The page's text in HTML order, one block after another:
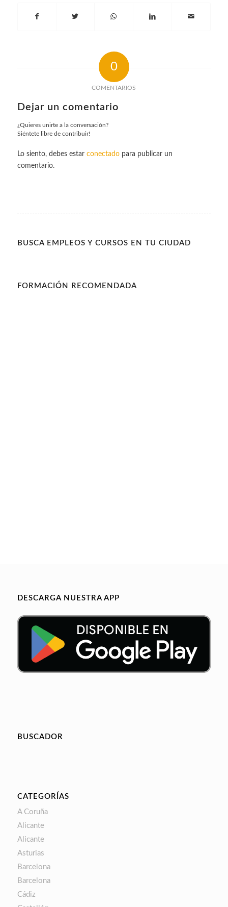
0
COMENTARIOS
Dejar un comentario
¿Quieres unirte a la conversación?
Siéntete libre de contribuir!
Lo siento, debes estar conectadopara publicar un
comentario.
BUSCA EMPLEOS Y CURSOS EN TU CIUDAD
FORMACIÓN RECOMENDADA
DESCARGA NUESTRA APP
BUSCADOR
CATEGORÍAS
A Coruña
Alicante
Alicante
Asturias
Barcelona
Barcelona
Cádiz